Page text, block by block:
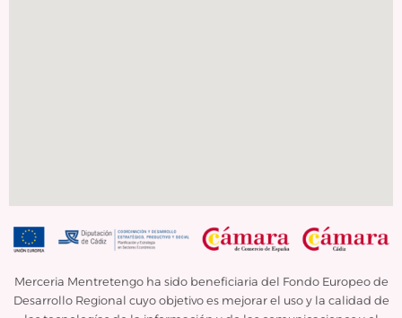
Merceria Mentretengo ha sido beneficiaria del Fondo Europeo de
Desarrollo Regional cuyo objetivo es mejorar el uso y la calidad de